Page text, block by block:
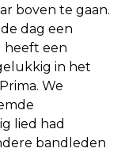
boven te gaan.
dag een
heeft een
in het
We
lied had
bandleden